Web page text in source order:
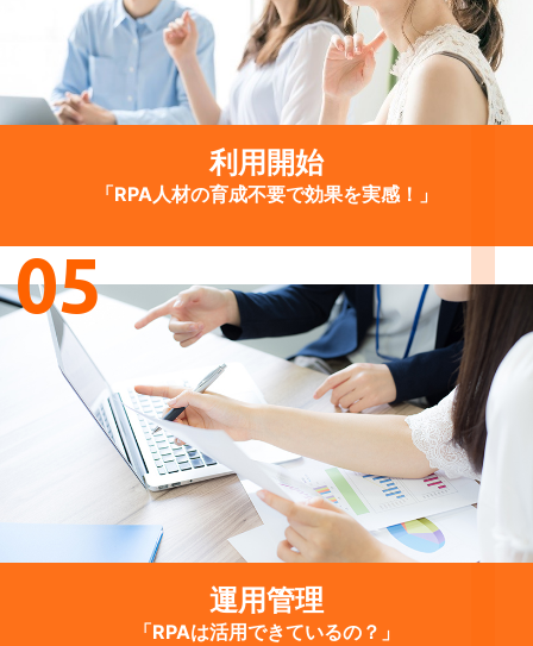
利用開始
「RPA人材の育成不要で効果を実感！」
05
運用管理
「RPAは活用できているの？」